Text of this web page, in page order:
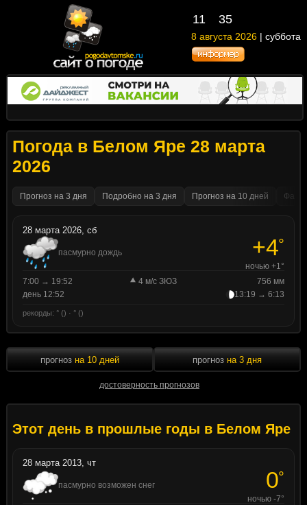
11 35
8 августа 2026 | суббота
Погода в Белом Яре 28 марта
2026
Прогноз на 3 дня Подробно на 3 дня Прогноз на 10 дней
28 марта 2026, сб
пасмурно дождь +4°
ночью +1°
7:00 → 19:52
4 м/с ЗЮЗ
756 мм
день 12:52
13:19 → 6:13
рекорды: ° () · ° ()
прогноз на 10 дней
достоверность прогнозов
прогноз на 3 дня
Этот день в прошлые годы в Белом Яре
28 марта 2013, чт
пасмурно возможен снег 0°
ночью -7°